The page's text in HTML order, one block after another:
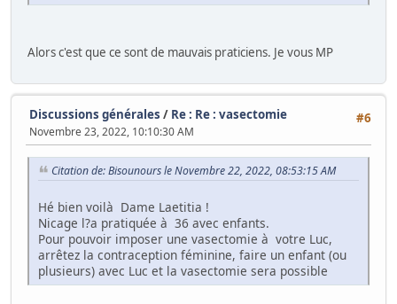
Alors c'est que ce sont de mauvais praticiens. Je vous MP
#6
Discussions générales / Re : Re : vasectomie
Novembre 23, 2022, 10:10:30 AM
Citation de: Bisounours le Novembre 22, 2022, 08:53:15 AM
Hé bien voilà Dame Laetitia !
Nicage l?a pratiquée à 36 avec enfants.
Pour pouvoir imposer une vasectomie à votre Luc,
arrêtez la contraception féminine, faire un enfant (ou
plusieurs) avec Luc et la vasectomie sera possible